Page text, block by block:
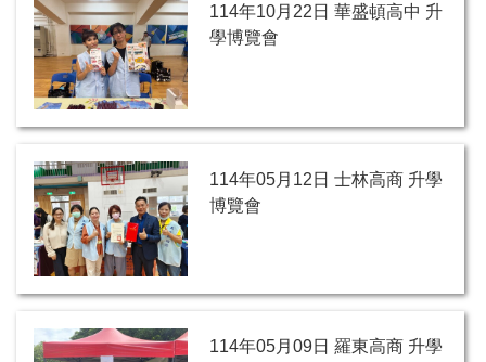
114年10月22日 華盛頓高中 升
學博覽會
114年05月12日 士林高商 升學
博覽會
114年05月09日 羅東高商 升學